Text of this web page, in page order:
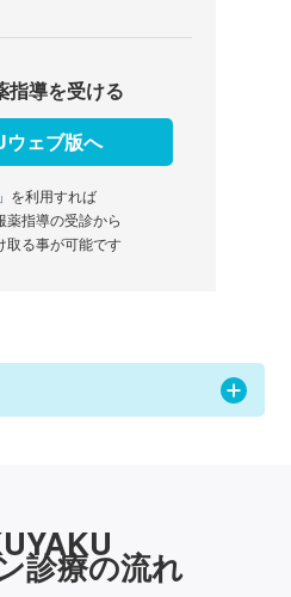
指導を受ける
ェブ版へ
を利用すれば
薬指導の受診から
取る事が可能です
診療の流れ